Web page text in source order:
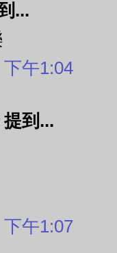
...
午1:04
到...
午1:07